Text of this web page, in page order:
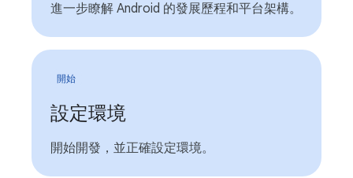
進一步瞭解 Android 的發展歷程和平台架構。
開始
設定環境
開始開發，並正確設定環境。